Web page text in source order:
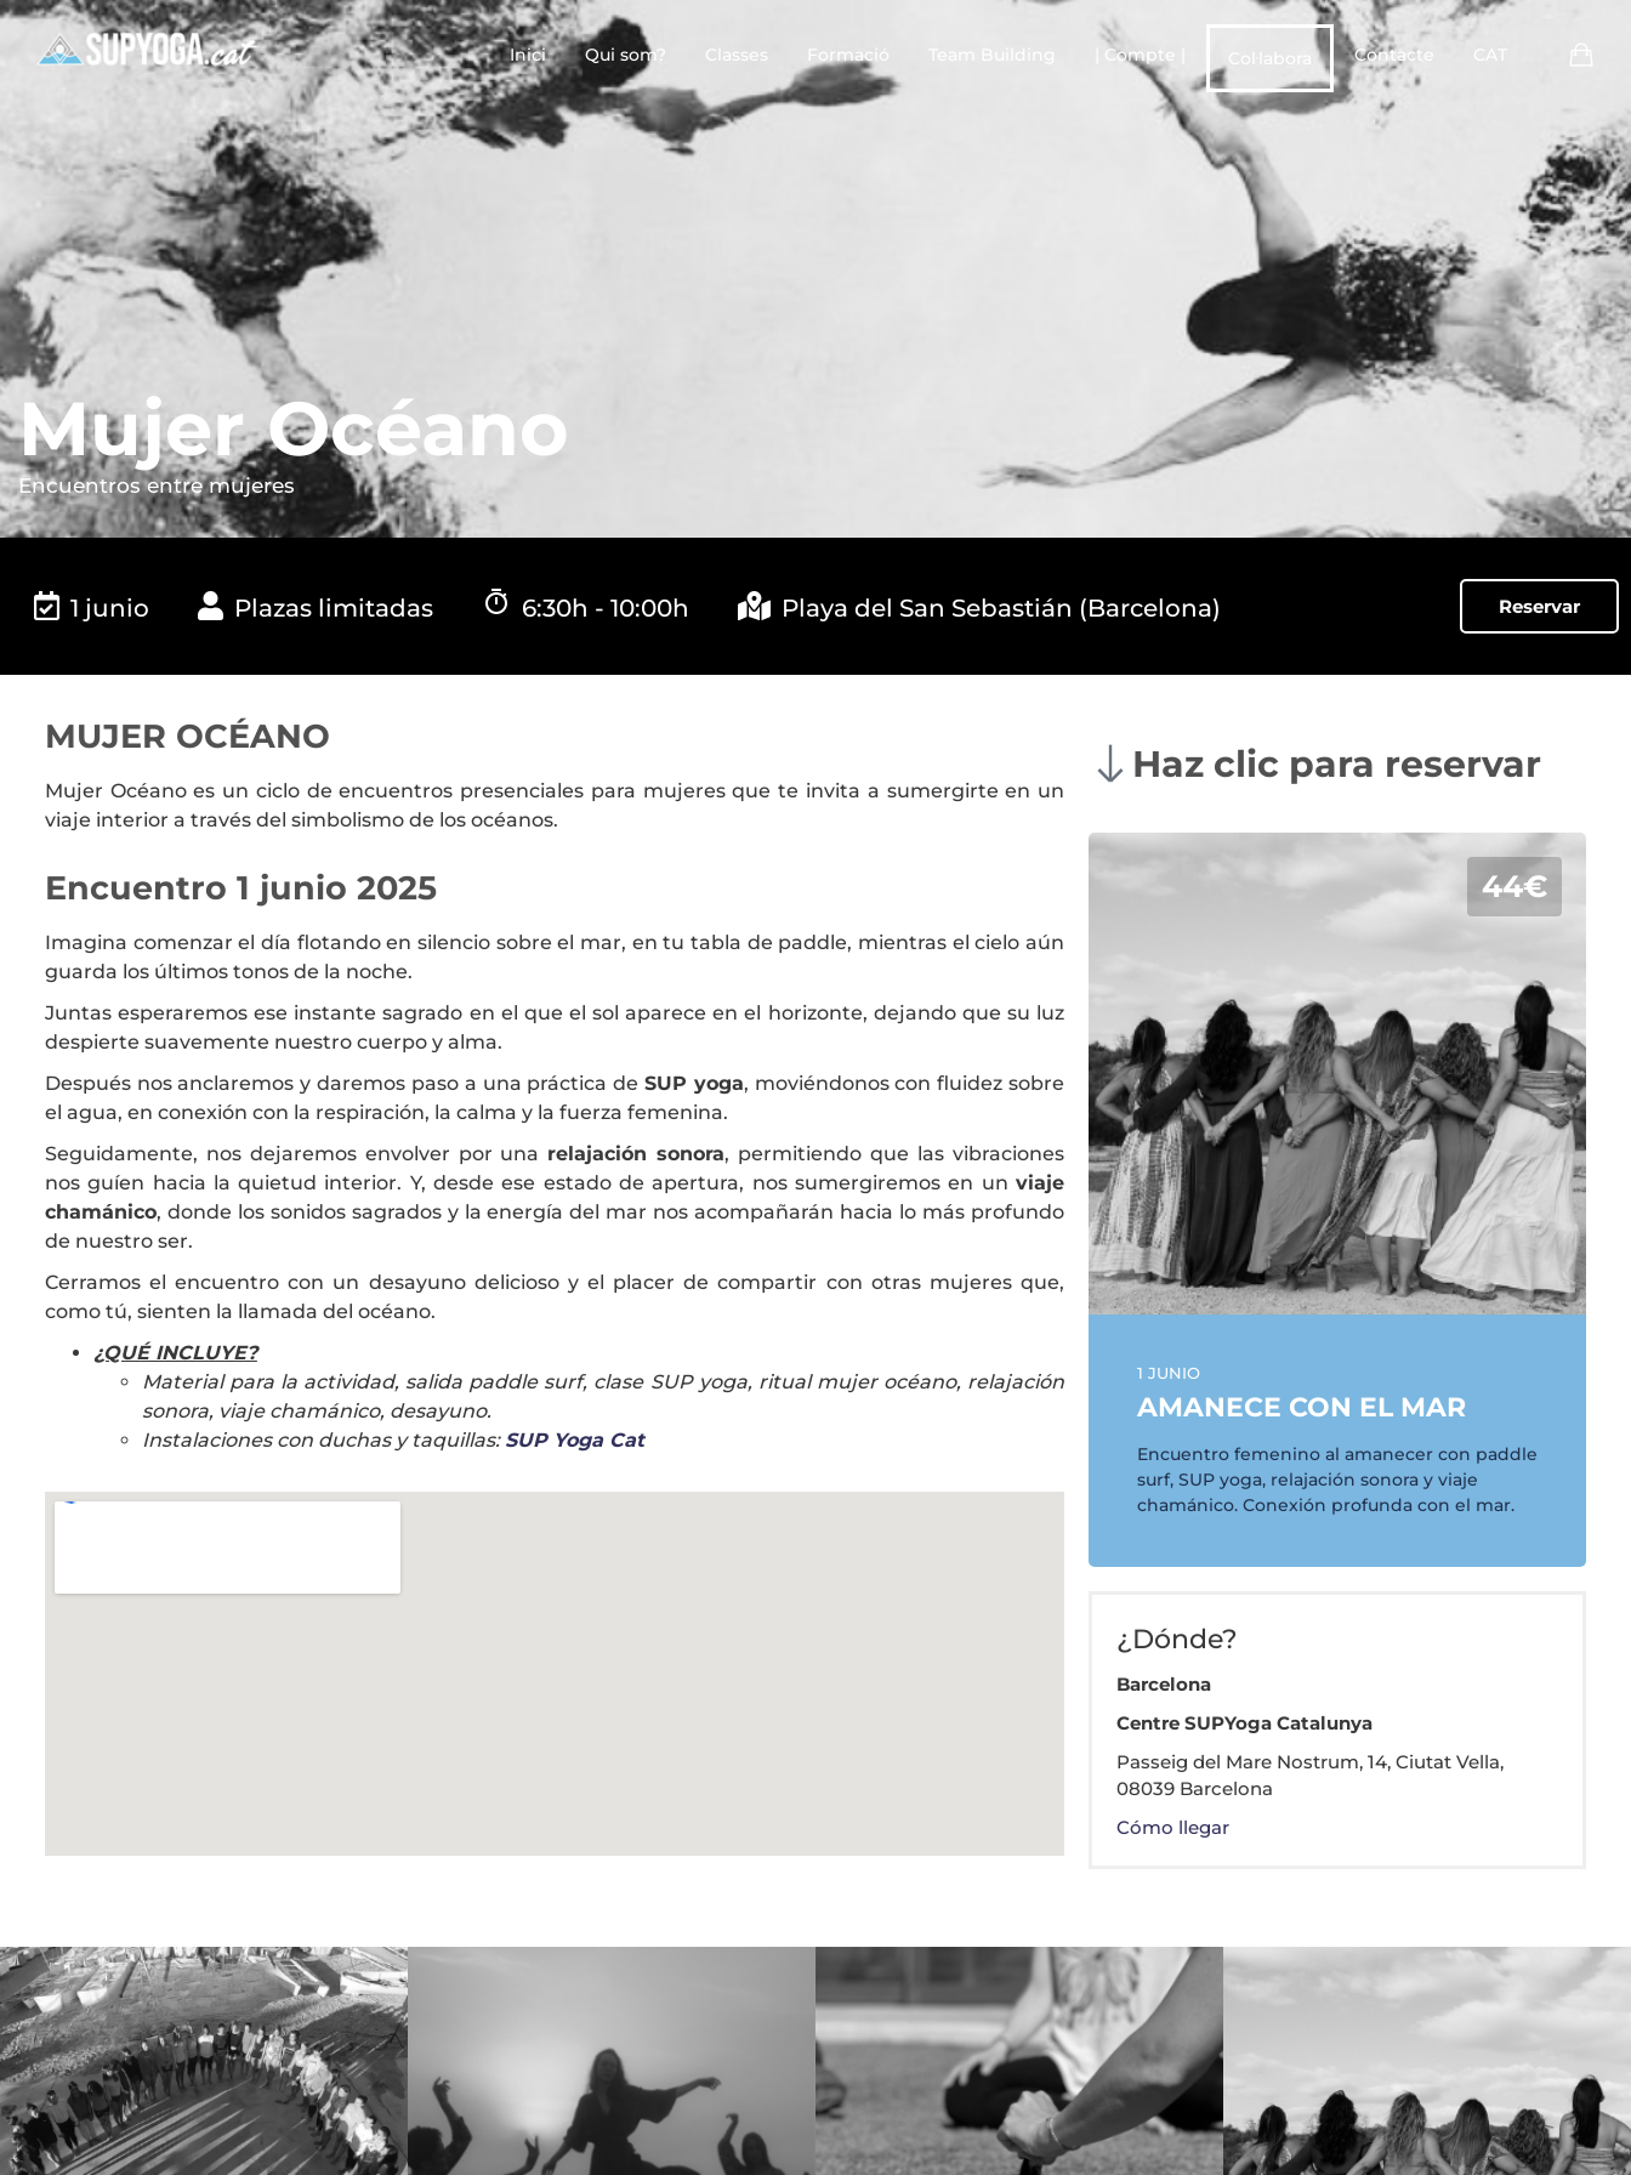
Inici Qui som? Classes Formació Team Building | Compte | Col·labora Contacte CAT
Mujer Océano
Encuentros entre mujeres
Reservar
1 junio Plazas limitadas 6:30h - 10:00h Playa del San Sebastián (Barcelona)
MUJER OCÉANO
Mujer Océano es un ciclo de encuentros presenciales para mujeres que te invita a sumergirte en un
viaje interior a través del simbolismo de los océanos.
Encuentro 1 junio 2025
Imagina comenzar el día flotando en silencio sobre el mar, en tu tabla de paddle, mientras el cielo aún
guarda los últimos tonos de la noche.
Juntas esperaremos ese instante sagrado en el que el sol aparece en el horizonte, dejando que su luz
despierte suavemente nuestro cuerpo y alma.
Después nos anclaremos y daremos paso a una práctica de SUP yoga, moviéndonos con fluidez sobre
el agua, en conexión con la respiración, la calma y la fuerza femenina.
Seguidamente, nos dejaremos envolver por una relajación sonora, permitiendo que las vibraciones
nos guíen hacia la quietud interior. Y, desde ese estado de apertura, nos sumergiremos en unviaje
chamánico, donde los sonidos sagrados y la energía del mar nos acompañarán hacia lo más profundo
de nuestro ser.
Cerramos el encuentro con un desayuno delicioso y el placer de compartir con otras mujeres que,
como tú, sienten la llamada del océano.
¿QUÉ INCLUYE?
Material para la actividad, salida paddle surf, clase SUP yoga, ritual mujer océano, relajación
sonora, viaje chamánico, desayuno.
Instalaciones con duchas y taquillas: SUP Yoga Cat
Haz clic para reservar
44€
1 JUNIO
AMANECE CON EL MAR
Encuentro femenino al amanecer con paddle
surf, SUP yoga, relajación sonora y viaje
chamánico. Conexión profunda con el mar.
¿Dónde?
Barcelona
Centre SUPYoga Catalunya
Passeig del Mare Nostrum, 14, Ciutat Vella,
08039 Barcelona
Cómo llegar